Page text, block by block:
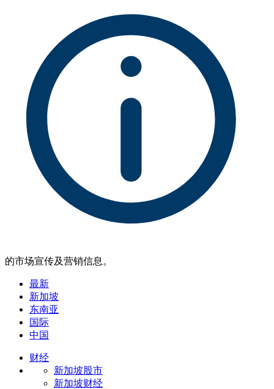
的市场宣传及营销信息。
最新
新加坡
东南亚
国际
中国
财经
新加坡股市
新加坡财经